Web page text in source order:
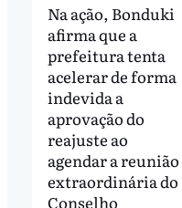
Na ação, Bonduki
afirma que a
prefeitura tenta
acelerar de forma
indevida a
aprovação do
reajuste ao
agendar a reunião
extraordinária do
Conselho